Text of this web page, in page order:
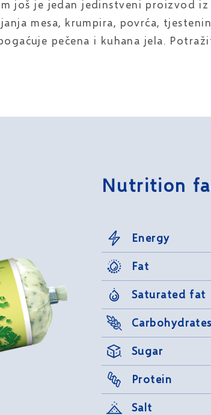
još je jedan jedinstveni proizvod
mesa, krumpira, povrća,
pečena i kuhana jela.
Nutrition
Energy
Fat
Saturated fat
Carbohydrates
Sugar
Protein
Salt